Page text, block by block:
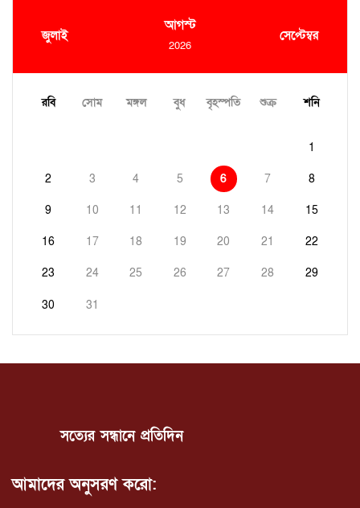
জুলাই
আগস্ট
2026
সেপ্টেম্বর
রবি সোম মঙ্গল বুধ বৃহস্পতি শুক্র শনি
1
2 3 4 5 6 7 8
9 10 11 12 13 14 15
16 17 18 19 20 21 22
23 24 25 26 27 28 29
30 31
সত্যের সন্ধানে প্রতিদিন
আমাদের অনুসরণ করো: